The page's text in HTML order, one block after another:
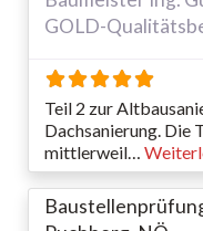
GOLD-
Teil 2 zur
Dachsanierung. Die
mittlerweil…